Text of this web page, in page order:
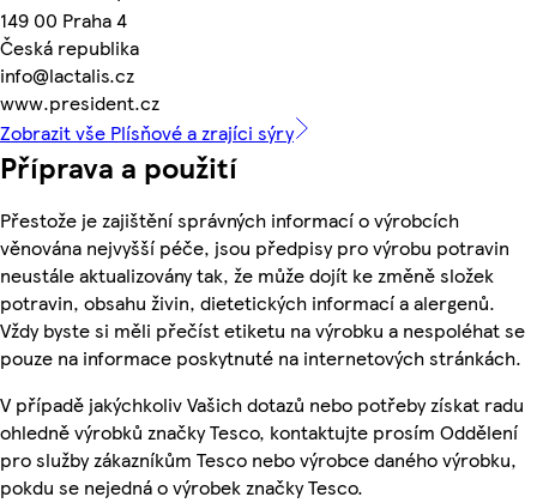
149 00 Praha 4
Česká republika
info@lactalis.cz
www.president.cz
Zobrazit vše Plísňové a zrajíci sýry
Příprava a použití
Přestože je zajištění správných informací o výrobcích
věnována nejvyšší péče, jsou předpisy pro výrobu potravin
neustále aktualizovány tak, že může dojít ke změně složek
potravin, obsahu živin, dietetických informací a alergenů.
Vždy byste si měli přečíst etiketu na výrobku a nespoléhat se
pouze na informace poskytnuté na internetových stránkách.
V případě jakýchkoliv Vašich dotazů nebo potřeby získat radu
ohledně výrobků značky Tesco, kontaktujte prosím Oddělení
pro služby zákazníkům Tesco nebo výrobce daného výrobku,
pokdu se nejedná o výrobek značky Tesco.